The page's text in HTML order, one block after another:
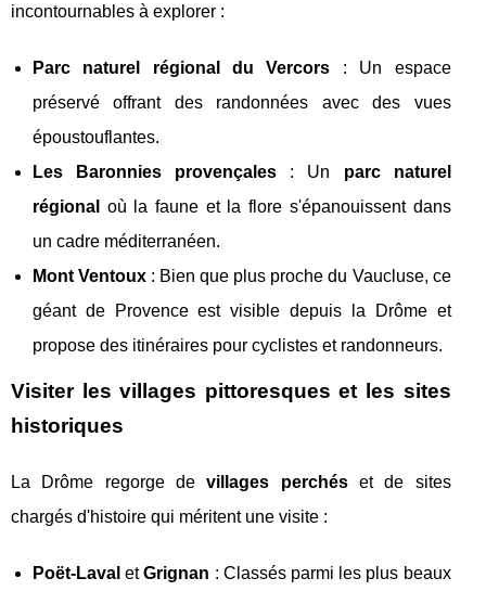
incontournables à explorer :
Parc naturel régional du Vercors : Un espace
préservé offrant des randonnées avec des vues
époustouflantes.
Les Baronnies provençales : Un parc naturel
régional
où la faune et la flore s'épanouissent dans
un cadre méditerranéen.
Mont Ventoux : Bien que plus proche du Vaucluse, ce
géant de Provence est visible depuis la Drôme et
propose des itinéraires pour cyclistes et randonneurs.
Visiter les villages pittoresques et les sites
historiques
La Drôme regorge devillages perchéset de sites
chargés d'histoire qui méritent une visite :
Poët-Laval etGrignan : Classés parmi les plus beaux